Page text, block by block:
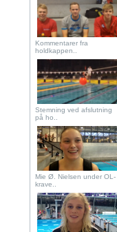
Kommentarer fra
holdkappen..
Stemning ved afslutning
på ho..
Mie Ø. Nielsen under OL-
krave..